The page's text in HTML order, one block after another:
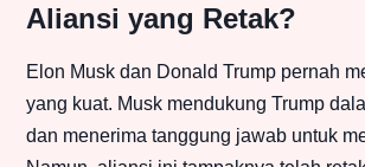
Aliansi yang Retak?
Elon Musk dan Donald Trump pernah
yang kuat. Musk mendukung Trump
dan menerima tanggung jawab untuk